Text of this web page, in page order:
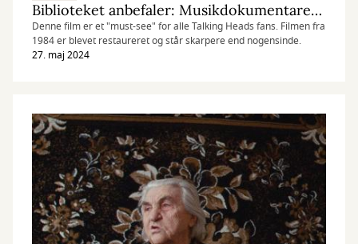
Biblioteket anbefaler: Musikdokumentaren "Stop making sense"
Denne film er et "must-see" for alle Talking Heads fans. Filmen fra
1984 er blevet restaureret og står skarpere end nogensinde.
27. maj 2024